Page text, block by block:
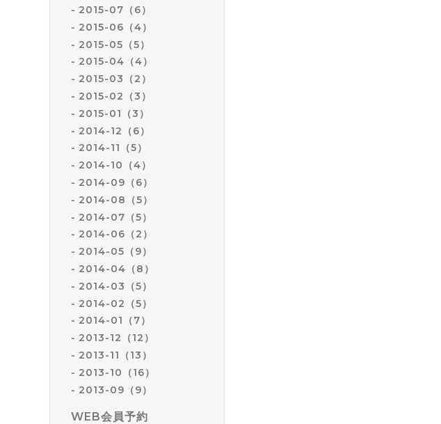
2015-07（6）
2015-06（4）
2015-05（5）
2015-04（4）
2015-03（2）
2015-02（3）
2015-01（3）
2014-12（6）
2014-11（5）
2014-10（4）
2014-09（6）
2014-08（5）
2014-07（5）
2014-06（2）
2014-05（9）
2014-04（8）
2014-03（5）
2014-02（5）
2014-01（7）
2013-12（12）
2013-11（13）
2013-10（16）
2013-09（9）
WEB会員予約